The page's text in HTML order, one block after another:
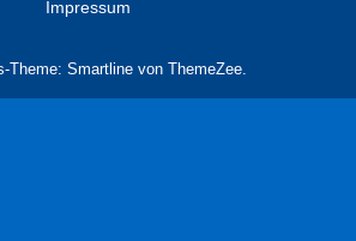
Impressum
Theme: Smartline von ThemeZee.